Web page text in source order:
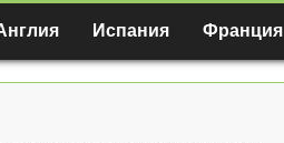
Испания Франция